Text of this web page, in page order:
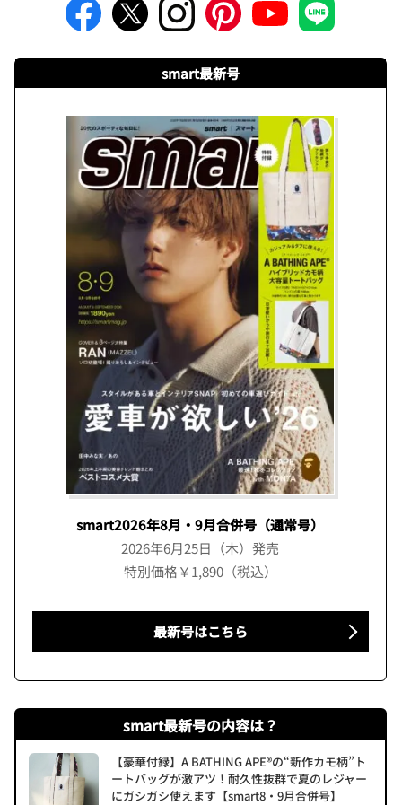
smart最新号
smart2026年8月・9月合併号（通常号）
2026年6月25日（木）発売
特別価格￥1,890（税込）
最新号はこちら
smart最新号の内容は？
【豪華付録】A BATHING APE®の“新作カモ柄”ト
ートバッグが激アツ！耐久性抜群で夏のレジャー
にガシガシ使えます【smart8・9月合併号】